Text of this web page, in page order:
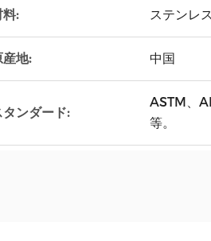
料: ステンレ
産地: 中国
タンダード:
ASTM、
等。